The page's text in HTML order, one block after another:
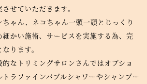
せていただきます。
ちゃん、ネコちゃん一頭一頭とじっくり
かい施術、サービスを実施する為、完
ります。
なトリミングサロンさんではオプショ
ラファインバブルシャワーやシャンプー